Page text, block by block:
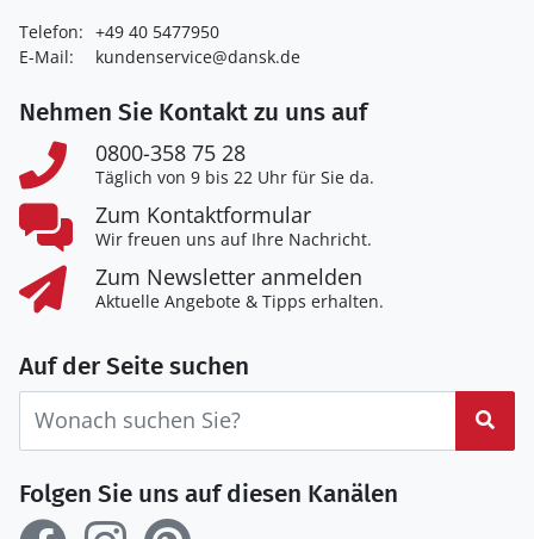
Telefon: +49 40 5477950
E-Mail:
kundenservice@dansk.de
Nehmen Sie Kontakt zu uns auf
0800-358 75 28
Täglich von 9 bis 22 Uhr für Sie da.
Zum Kontaktformular
Wir freuen uns auf Ihre Nachricht.
Zum Newsletter anmelden
Aktuelle Angebote & Tipps erhalten.
Auf der Seite suchen
Folgen Sie uns auf diesen Kanälen